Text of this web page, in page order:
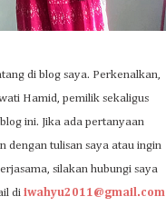
di blog saya. Perkenalkan,
Hamid, pemilik sekaligus
ini. Jika ada pertanyaan
dengan tulisan saya atau ingin
silakan hubungi saya
di iwahyu2011@gmail.com